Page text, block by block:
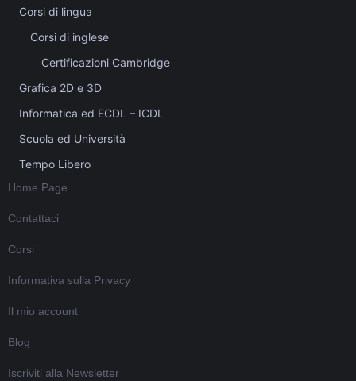
Corsi di lingua
Corsi di inglese
Certificazioni Cambridge
Grafica 2D e 3D
Informatica ed ECDL – ICDL
Scuola ed Università
Tempo Libero
Home Page
Contattaci
Corsi
Informativa sulla Privacy
Il mio account
Blog
Iscriviti alla Newsletter